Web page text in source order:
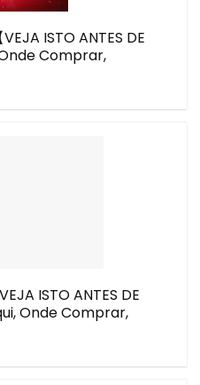
ISTO ANTES DE
Comprar,
ISTO ANTES DE
Onde Comprar,